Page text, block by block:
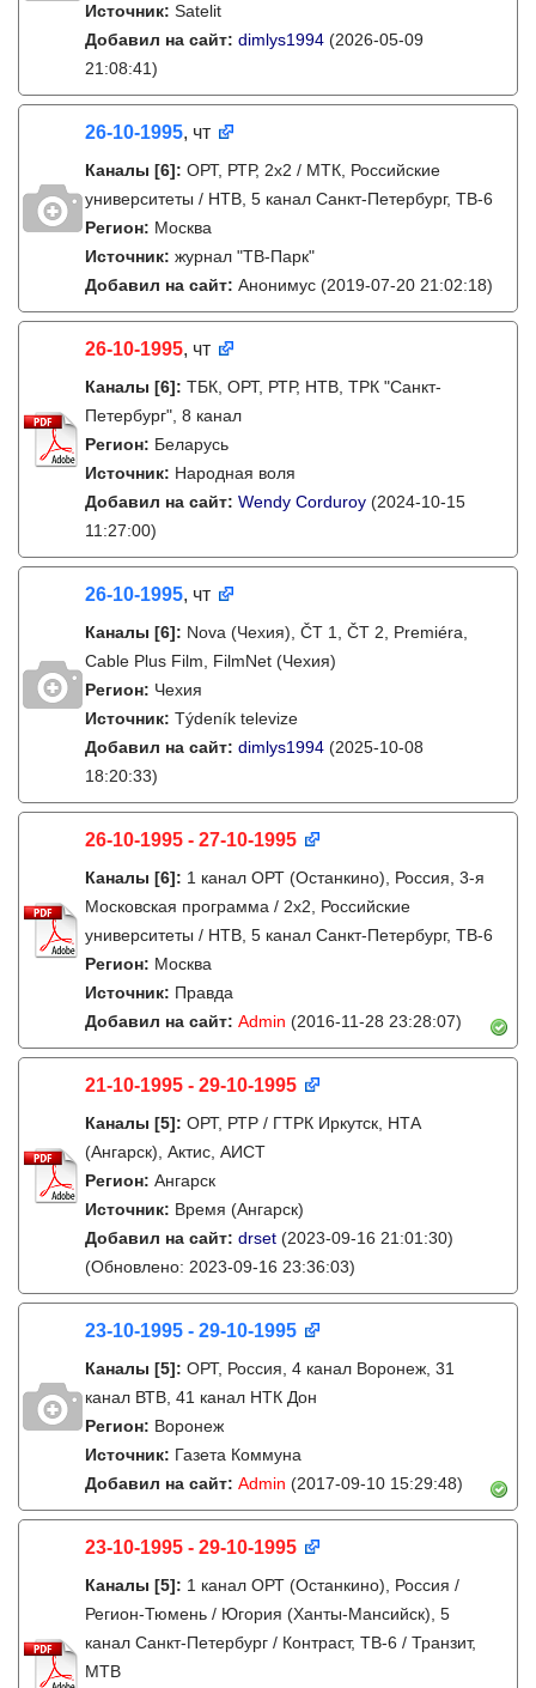
Источник: Satelit
Добавил на сайт: dimlys1994 (2026-05-09
21:08:41)
26-10-1995, чт
Каналы [6]: ОРТ, РТР, 2х2 / МТК, Российские
университеты / НТВ, 5 канал Санкт-Петербург, ТВ-6
Регион: Москва
Источник: журнал "ТВ-Парк"
Добавил на сайт: Анонимус (2019-07-20 21:02:18)
26-10-1995, чт
Каналы [6]: ТБК, ОРТ, РТР, НТВ, ТРК "Санкт-
Петербург", 8 канал
Регион: Беларусь
Источник: Народная воля
Добавил на сайт: Wendy Corduroy (2024-10-15
11:27:00)
26-10-1995, чт
Каналы [6]: Nova (Чехия), ČT 1, ČT 2, Premiéra,
Cable Plus Film, FilmNet (Чехия)
Регион: Чехия
Источник: Týdeník televize
Добавил на сайт: dimlys1994 (2025-10-08
18:20:33)
26-10-1995 - 27-10-1995
Каналы [6]: 1 канал ОРТ (Останкино), Россия, 3-я
Московская программа / 2x2, Российские
университеты / НТВ, 5 канал Санкт-Петербург, ТВ-6
Регион: Москва
Источник: Правда
Добавил на сайт: Admin (2016-11-28 23:28:07)
21-10-1995 - 29-10-1995
Каналы [5]: ОРТ, РТР / ГТРК Иркутск, НТА
(Ангарск), Актис, АИСТ
Регион: Ангарск
Источник: Время (Ангарск)
Добавил на сайт: drset (2023-09-16 21:01:30)
(Обновлено: 2023-09-16 23:36:03)
23-10-1995 - 29-10-1995
Каналы [5]: ОРТ, Россия, 4 канал Воронеж, 31
канал ВТВ, 41 канал НТК Дон
Регион: Воронеж
Источник: Газета Коммуна
Добавил на сайт: Admin (2017-09-10 15:29:48)
23-10-1995 - 29-10-1995
Каналы [5]: 1 канал ОРТ (Останкино), Россия /
Регион-Тюмень / Югория (Ханты-Мансийск), 5
канал Санкт-Петербург / Контраст, ТВ-6 / Транзит,
МТВ